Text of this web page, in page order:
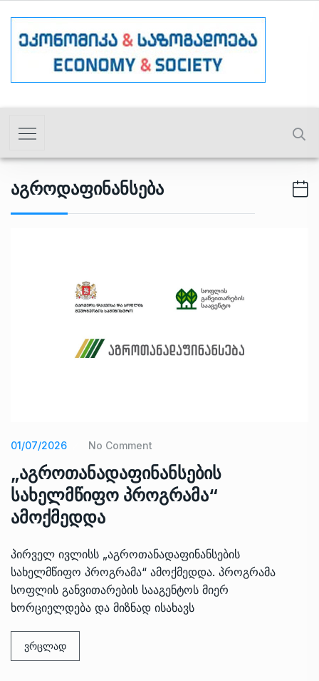
Აგროდაფინანსება
01/07/2026 No Comment
„აგროთანადაფინანსების
სახელმწიფო პროგრამა“
ამოქმედდა
პირველ ივლისს „აგროთანადაფინანსების
სახელმწიფო პროგრამა“ ამოქმედდა. პროგრამა
სოფლის განვითარების სააგენტოს მიერ
ხორციელდება და მიზნად ისახავს
ვრცლად